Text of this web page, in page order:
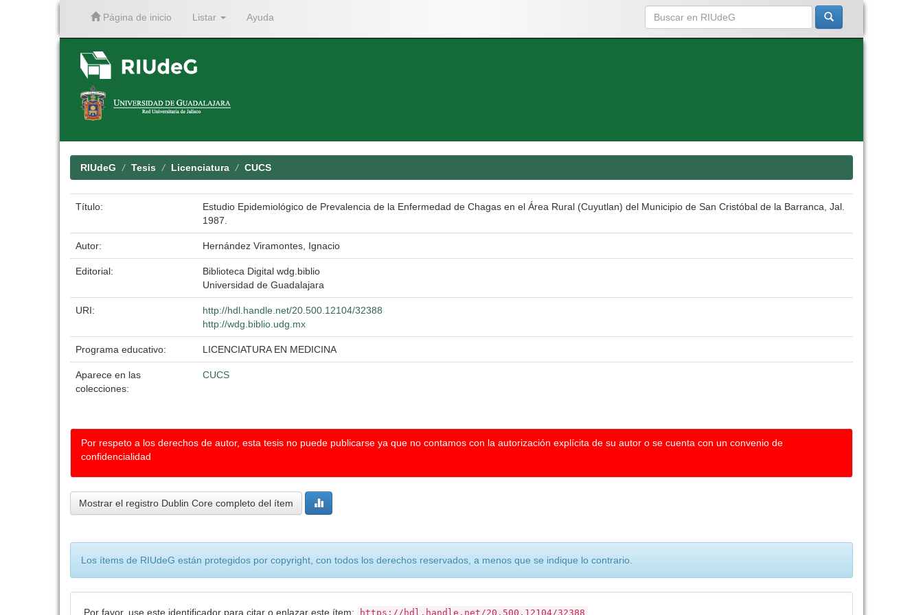
Página de inicio Listar Ayuda
RIUdeG Tesis Licenciatura CUCS
Título:
Estudio Epidemiológico de Prevalencia de la Enfermedad de Chagas en el Área Rural (Cuyutlan) del Municipio de San Cristóbal de la Barranca, Jal.
1987.
Autor: Hernández Viramontes, Ignacio
Editorial:
Biblioteca Digital wdg.biblio
Universidad de Guadalajara
URI:
http://hdl.handle.net/20.500.12104/32388
http://wdg.biblio.udg.mx
Programa educativo: LICENCIATURA EN MEDICINA
Aparece en las
colecciones:
CUCS
Por respeto a los derechos de autor, esta tesis no puede publicarse ya que no contamos con la autorización explícita de su autor o se cuenta con un convenio de
confidencialidad
Mostrar el registro Dublin Core completo del ítem
Los ítems de RIUdeG están protegidos por copyright, con todos los derechos reservados, a menos que se indique lo contrario.
Por favor, use este identificador para citar o enlazar este ítem: https://hdl.handle.net/20.500.12104/32388